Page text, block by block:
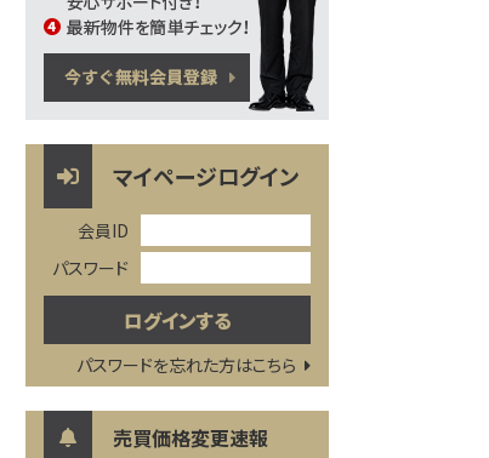
マイページログイン
会員ID
パスワード
パスワードを忘れた方はこちら
売買価格変更速報